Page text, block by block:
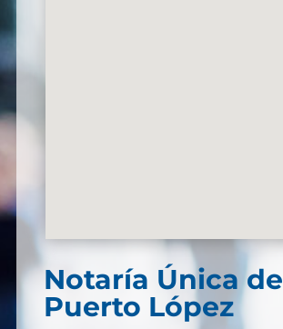
Notaría Única de
Puerto López